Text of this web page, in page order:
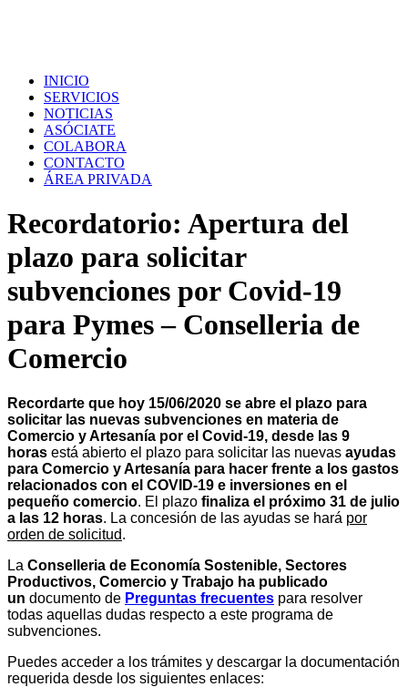
INICIO
SERVICIOS
NOTICIAS
ASÓCIATE
COLABORA
CONTACTO
ÁREA PRIVADA
Recordatorio: Apertura del
plazo para solicitar
subvenciones por Covid-19
para Pymes – Conselleria de
Comercio
Recordarte que hoy 15/06/2020 se abre el plazo para
solicitar las nuevas subvenciones en materia de
Comercio yArtesanía por el Covid-19, desde las 9
horas está abierto el plazo para solicitar las nuevas ayudas
para Comercio y Artesanía para hacer frente a los gastos
relacionados con el COVID-19 e inversiones en el
pequeño comercio. El plazo finaliza el próximo 31 de julio
a las 12 horas. La concesión de las ayudas se hará por
orden de solicitud.
La Conselleria de Economía Sostenible, Sectores
Productivos, Comercio y Trabajo ha publicado
un documento de Preguntas frecuentes para resolver
todas aquellas dudas respecto a este programa de
subvenciones.
Puedes acceder a los trámites y descargar la documentación
requerida desde los siguientes enlaces: